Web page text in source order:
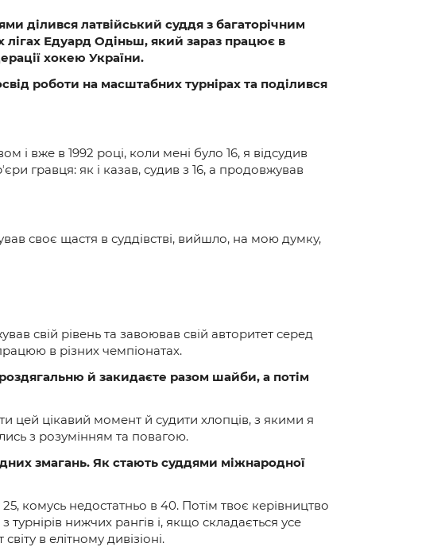
ділився латвійський суддя з багаторічним
лігах Едуард Одіньш, який зараз працює в
хокею України.
роботи на масштабних турнірах та поділився
і вже в 1992 році, коли мені було 16, я відсудив
гравця: як і казав, судив з 16, а продовжував
своє щастя в суддівстві, вийшло, на мою думку,
свій рівень та завоював свій авторитет серед
в різних чемпіонатах.
й закидаєте разом шайби, а потім
цей цікавий момент й судити хлопців, з якими я
з розумінням та повагою.
змагань. Як стають суддями міжнародної
комусь недостатньо в 40. Потім твоє керівництво
нижчих рангів і, якщо складається усе
в елітному дивізіоні.